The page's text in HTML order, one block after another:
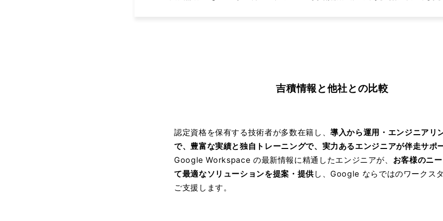
吉積情報と他社との比較
認定資格を保有する技術者が多数在籍し、導入から運用・エンジニアリ
で、豊富な実績と独自トレーニングで、実力あるエンジニアが伴走サポ
Google Workspace の最新情報に精通したエンジニアが、 お客様のニ
て最適なソリューションを提案・提供し、Google ならではのワークス
ご支援します。